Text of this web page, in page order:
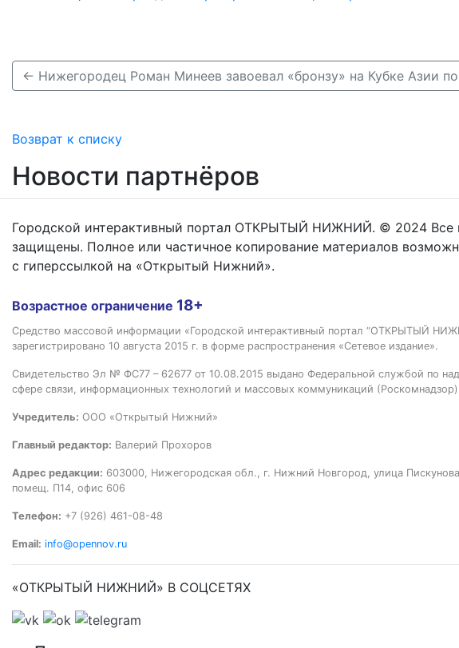
Возврат к списку
Новости партнёров
Городской интерактивный портал ОТКРЫТЫЙ НИЖНИЙ. © 2024 Все
защищены. Полное или частичное копирование материалов
с гиперссылкой на «Открытый Нижний».
Возрастное ограничение 18+
Средство массовой информации «Городской интерактивный портал “ОТКРЫТЫЙ
зарегистрировано 10 августа 2015 г. в форме распространения «Сетевое издание».
Свидетельство Эл № ФС77 – 62677 от 10.08.2015 выдано Федеральной службой по
сфере связи, информационных технологий и массовых коммуникаций (Роскомнадзор).
Учредитель: ООО «Открытый Нижний»
Главный редактор: Валерий Прохоров
Адрес редакции: 603000, Нижегородская обл., г. Нижний Новгород, улица
помещ. П14, офис 606
Телефон: +7 (926) 461-08-48
Email: info@opennov.ru
«ОТКРЫТЫЙ НИЖНИЙ» В СОЦСЕТЯХ